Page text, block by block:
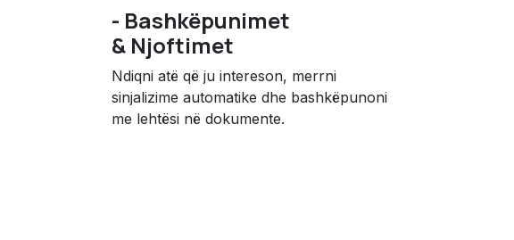
- Bashkëpunimet
& Njoftimet
Ndiqni atë që ju intereson, merrni
sinjalizime automatike dhe bashkëpunoni
me lehtësi në dokumente.